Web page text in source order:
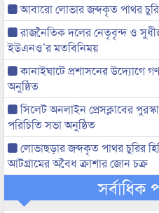
আবারো লোভার জব্দকৃত পাথর চুরি
রাজনৈতিক দলের নেতৃবৃন্দ ও
ইউএনও’র মতবিনিময়
কানাইঘাটে প্রশাসনের উদ্যোগে
অনুষ্ঠিত
সিলেট অনলাইন প্রেসক্লাবের
পরিচিতি সভা অনুষ্ঠিত
লোভাছড়ার জব্দকৃত পাথর চুরির
আটগ্রামের অবৈধ ক্রাশার জোন চক্র
সর্বাধিক